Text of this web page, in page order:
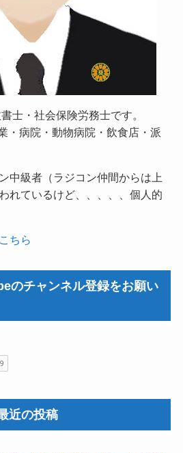
士・社会保険労務士です。
・病院・動物病院・飲食店・派
中級者（ラジコン仲間からは上
れているけど、、、、、個人的
ちら
のチャンネル登録をお願い
近の投稿